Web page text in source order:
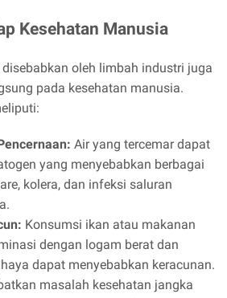
Kesehatan Manusia
oleh limbah industri juga
pada kesehatan manusia.
Air yang tercemar dapat
yang menyebabkan berbagai
kolera, dan infeksi saluran
Konsumsi ikan atau makanan
dengan logam berat dan
dapat menyebabkan keracunan.
masalah kesehatan jangka